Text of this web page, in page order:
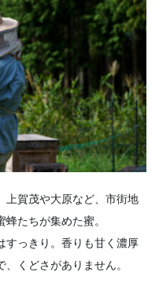
上賀茂や大原など、市街地
たちが集めた蜜。
すっきり。香りも甘く濃厚
くどさがありません。